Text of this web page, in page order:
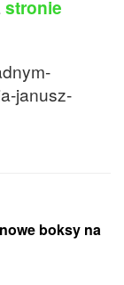
stronie
janusz-
boksy na